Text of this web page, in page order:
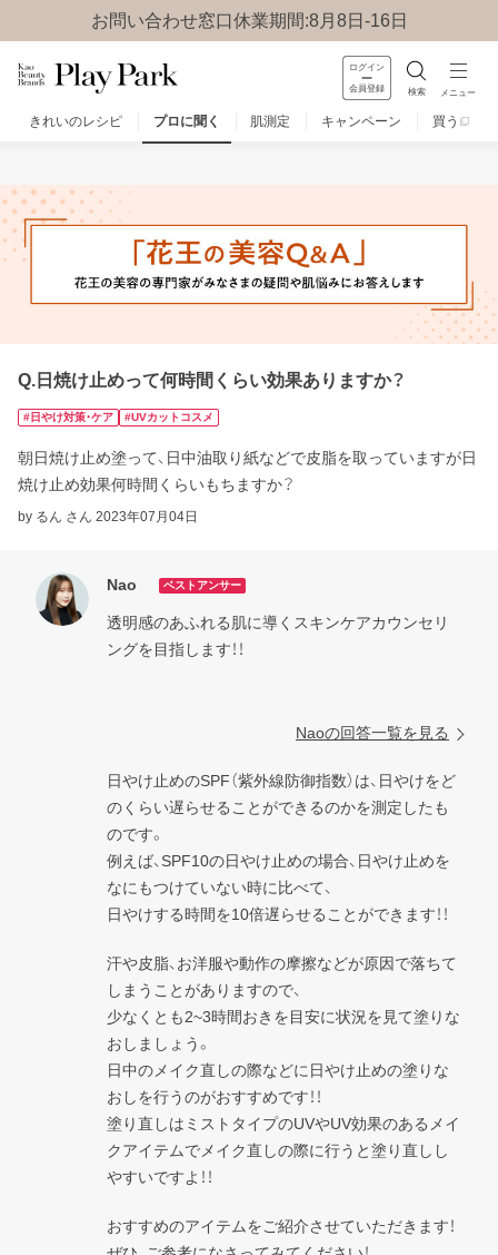
お問い合わせ窓口休業期間:8月8日-16日
ログイン
会員登録 検索 メニュー
きれいのレシピ プロに聞く 肌測定 キャンペーン 買う
Q.日焼け止めって何時間くらい効果ありますか？
#日やけ対策・ケア #UVカットコスメ
朝日焼け止め塗って、日中油取り紙などで皮脂を取っていますが日
焼け止め効果何時間くらいもちますか？
by るん さん 2023年07月04日
Nao ベストアンサー
透明感のあふれる肌に導くスキンケアカウンセリ
ングを目指します！！
Naoの回答一覧を見る
日やけ止めのSPF（紫外線防御指数）は、日やけをど
のくらい遅らせることができるのかを測定したも
のです。
例えば、SPF10の日やけ止めの場合、日やけ止めを
なにもつけていない時に比べて、
日やけする時間を10倍遅らせることができます！！
汗や皮脂、お洋服や動作の摩擦などが原因で落ちて
しまうことがありますので、
少なくとも2~3時間おきを目安に状況を見て塗りな
おしましょう。
日中のメイク直しの際などに日やけ止めの塗りな
おしを行うのがおすすめです！！
塗り直しはミストタイプのUVやUV効果のあるメイ
クアイテムでメイク直しの際に行うと塗り直しし
やすいですよ！！
おすすめのアイテムをご紹介させていただきます！